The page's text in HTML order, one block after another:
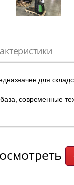
для
современные